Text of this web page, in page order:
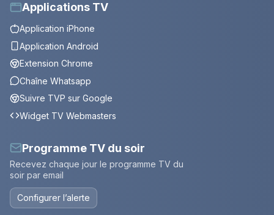
Applications TV
Application iPhone
Application Android
Extension Chrome
Chaîne Whatsapp
Suivre TVP sur Google
Widget TV Webmasters
Programme TV du soir
Recevez chaque jour le programme TV du
soir par email
Configurer l’alerte